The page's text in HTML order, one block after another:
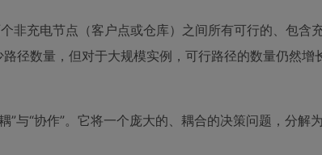
非充电节点（客户点或仓库）之间所有可行的、包含
径数量，但对于大规模实例，可行路径的数量仍然增
”与“协作”。它将一个庞大的、耦合的决策问题，分解